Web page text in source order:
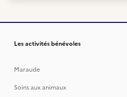
Les activités bénévoles
Maraude
Soins aux animaux